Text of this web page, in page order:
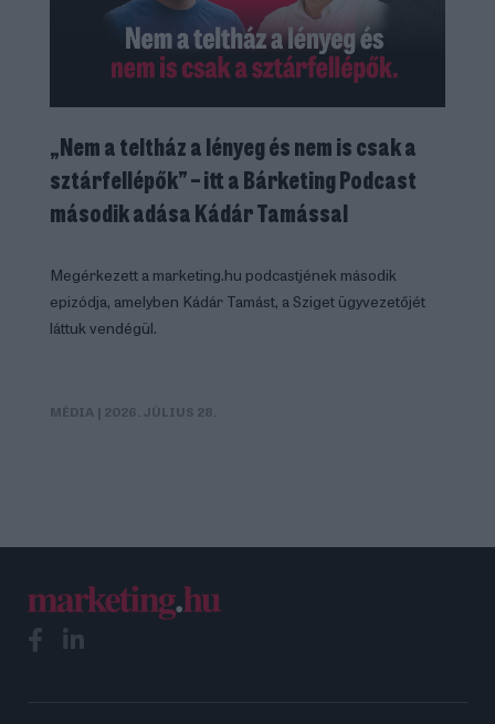
„Nem a teltház a lényeg és nem is csak a
sztárfellépők” – itt a Bárketing Podcast
második adása Kádár Tamással
Megérkezett a marketing.hu podcastjének második
epizódja, amelyben Kádár Tamást, a Sziget ügyvezetőjét
láttuk vendégül.
MÉDIA | 2026. JÚLIUS 28.